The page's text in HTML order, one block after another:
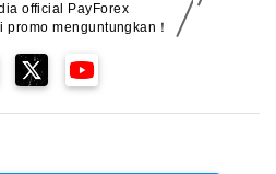
official PayForex
promo menguntungkan！